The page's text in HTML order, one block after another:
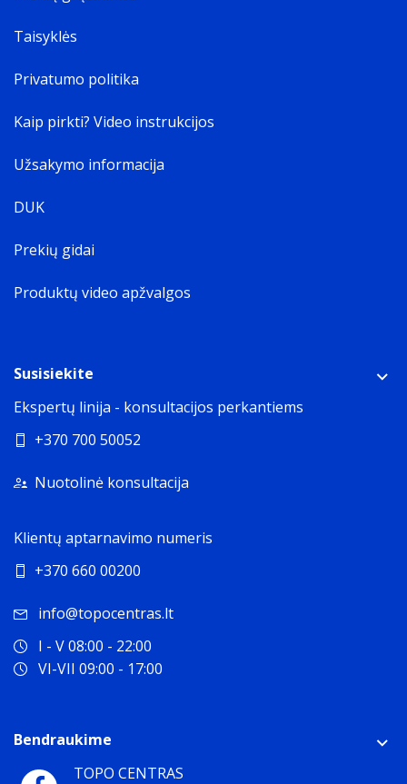
Taisyklės
Privatumo politika
Kaip pirkti? Video instrukcijos
Užsakymo informacija
DUK
Prekių gidai
Produktų video apžvalgos
Susisiekite
Ekspertų linija - konsultacijos perkantiems
+370 700 50052
Nuotolinė konsultacija
Klientų aptarnavimo numeris
+370 660 00200
info@topocentras.lt
I - V 08:00 - 22:00
VI-VII 09:00 - 17:00
Bendraukime
TOPO CENTRAS